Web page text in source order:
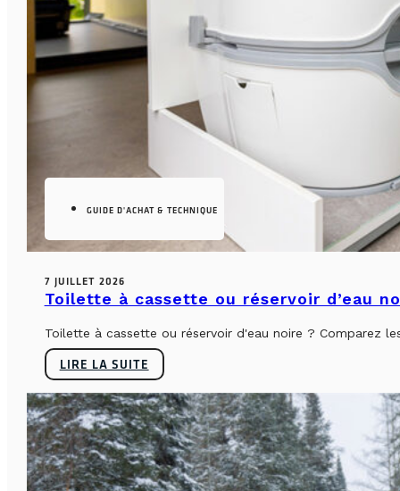
GUIDE D'ACHAT & TECHNIQUE
7 JUILLET 2026
Toilette à cassette ou réservoir d’eau
Toilette à cassette ou réservoir d'eau noire ? Comparez
LIRE LA SUITE